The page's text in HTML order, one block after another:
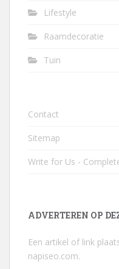
Lifestyle
Raamdecoratie
Tuin
Contact
Sitemap
Write for Us -
ADVERTEREN OP
Een artikel of link
napiseo.com.